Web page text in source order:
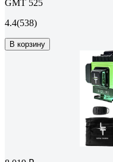
GMT 525
4.4(538)
В корзину